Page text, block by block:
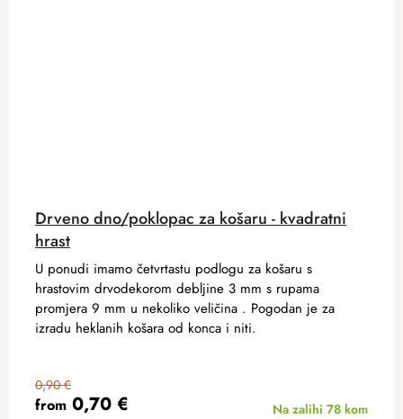
Drveno dno/poklopac za košaru - kvadratni
hrast
from 0,70 €
0,90 €
Na zalihi 78 kom
U ponudi imamo četvrtastu podlogu za košaru s
hrastovim drvodekorom debljine 3 mm s rupama
promjera 9 mm u nekoliko veličina . Pogodan je za
izradu heklanih košara od konca i niti.